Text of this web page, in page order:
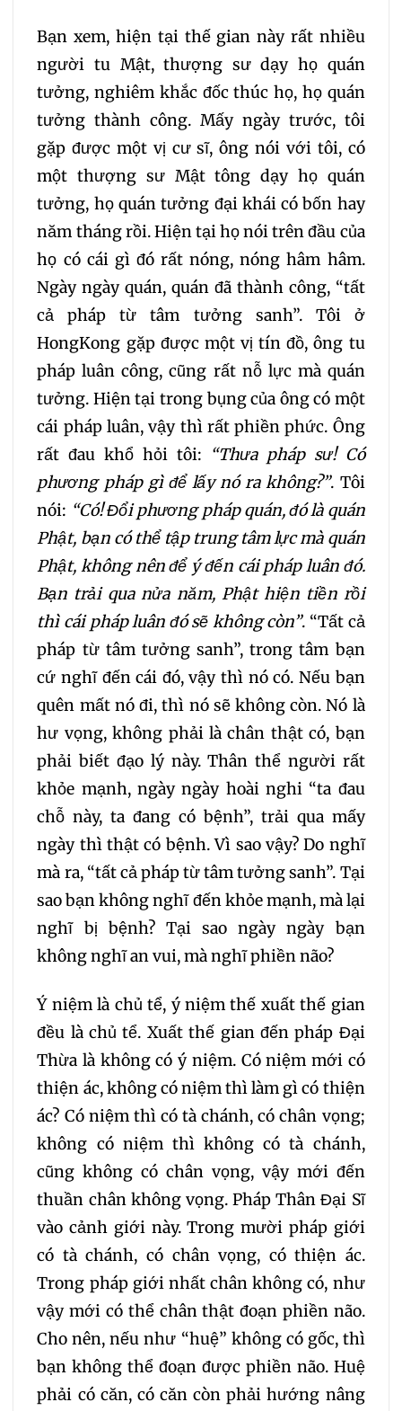
Bạn xem, hiện tại thế gian này rất nhiều
người tu Mật, thượng sư dạy họ quán
tưởng, nghiêm khắc đốc thúc họ, họ quán
tưởng thành công. Mấy ngày trước, tôi
gặp được một vị cư sĩ, ông nói với tôi, có
một thượng sư Mật tông dạy họ quán
tưởng, họ quán tưởng đại khái có bốn hay
năm tháng rồi. Hiện tại họ nói trên đầu của
họ có cái gì đó rất nóng, nóng hâm hâm.
Ngày ngày quán, quán đã thành công, “tất
cả pháp từ tâm tưởng sanh”. Tôi ở
HongKong gặp được một vị tín đồ, ông tu
pháp luân công, cũng rất nỗ lực mà quán
tưởng. Hiện tại trong bụng của ông có một
cái pháp luân, vậy thì rất phiền phức. Ông
rất đau khổ hỏi tôi: “Thưa pháp sư! Có
phương pháp gì để lấy nó ra không?”. Tôi
nói: “Có! Đổi phương pháp quán, đó là quán
Phật, bạn có thể tập trung tâm lực mà quán
Phật, không nên để ý đến cái pháp luân đó.
Bạn trải qua nửa năm, Phật hiện tiền rồi
thì cái pháp luân đó sẽ không còn”. “Tất cả
pháp từ tâm tưởng sanh”, trong tâm bạn
cứ nghĩ đến cái đó, vậy thì nó có. Nếu bạn
quên mất nó đi, thì nó sẽ không còn. Nó là
hư vọng, không phải là chân thật có, bạn
phải biết đạo lý này. Thân thể người rất
khỏe mạnh, ngày ngày hoài nghi “ta đau
chỗ này, ta đang có bệnh”, trải qua mấy
ngày thì thật có bệnh. Vì sao vậy? Do nghĩ
mà ra, “tất cả pháp từ tâm tưởng sanh”. Tại
sao bạn không nghĩ đến khỏe mạnh, mà lại
nghĩ bị bệnh? Tại sao ngày ngày bạn
không nghĩ an vui, mà nghĩ phiền não?
Ý niệm là chủ tể, ý niệm thế xuất thế gian
đều là chủ tể. Xuất thế gian đến pháp Đại
Thừa là không có ý niệm. Có niệm mới có
thiện ác, không có niệm thì làm gì có thiện
ác? Có niệm thì có tà chánh, có chân vọng;
không có niệm thì không có tà chánh,
cũng không có chân vọng, vậy mới đến
thuần chân không vọng. Pháp Thân Đại Sĩ
vào cảnh giới này. Trong mười pháp giới
có tà chánh, có chân vọng, có thiện ác.
Trong pháp giới nhất chân không có, như
vậy mới có thể chân thật đoạn phiền não.
Cho nên, nếu như “huệ” không có gốc, thì
bạn không thể đoạn được phiền não. Huệ
phải có căn, có căn còn phải hướng nâng